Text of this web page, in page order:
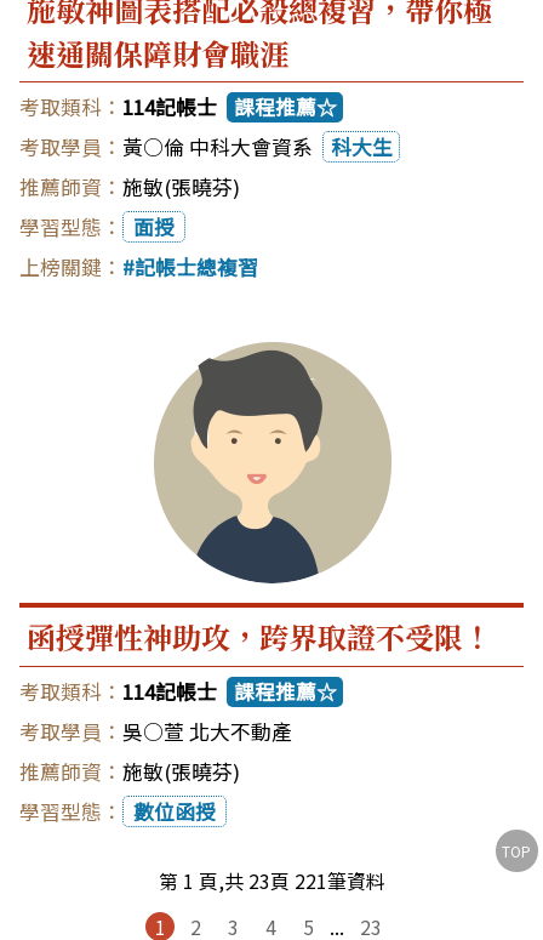
施敏神圖表搭配必殺總複習，帶你極
速通關保障財會職涯
114記帳士 課程推薦☆
黃○倫 中科大會資系
科大生
施敏(張曉芬)
面授
記帳士總複習
函授彈性神助攻，跨界取證不受限！
114記帳士 課程推薦☆
吳○萱 北大不動產
施敏(張曉芬)
數位函授
第 1 頁,共 23頁 221筆資料
1
2 3 4 5 ... 23
TOP